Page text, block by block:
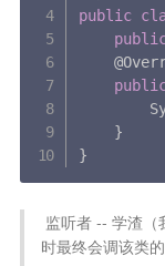
public
}
}
时最终会调该类